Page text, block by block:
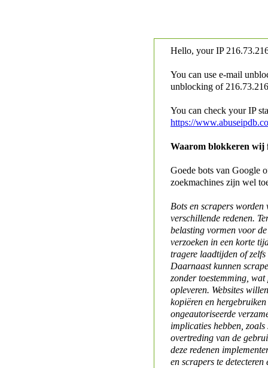
Hello, your IP
You can use e-mail
unblocking of
You can check your IP
https://
Waarom blokkeren wij
Goede bots van Google
zoekmachines zijn wel
Bots en scrapers worden
verschillende redenen.
belasting vormen voor
verzoeken in een korte
tragere laadtijden of
Daarnaast kunnen
zonder toestemming,
opleveren. Websites
kopiëren en
ongeautoriseerde
implicaties hebben,
overtreding van de
deze redenen
en scrapers te detecteren